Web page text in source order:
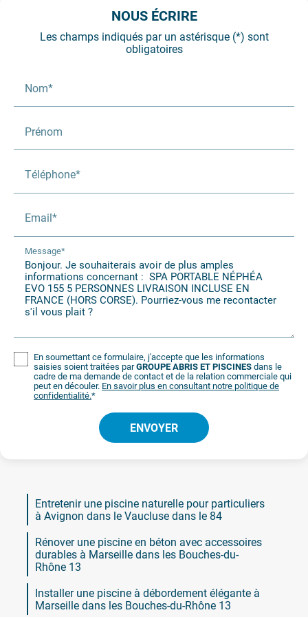
NOUS ÉCRIRE
Les champs indiqués par un astérisque (*) sont
obligatoires
Nom*
Prénom
Téléphone*
Email*
Message*
En soumettant ce formulaire, j'accepte que les informations
saisies soient traitées parGROUPE ABRIS ET PISCINESdans le
cadre de ma demande de contact et de la relation commerciale qui
peut en découler. En savoir plus en consultant notre politique de
confidentialité.*
Entretenir une piscine naturelle pour particuliers
à Avignon dans le Vaucluse dans le 84
Rénover une piscine en béton avec accessoires
durables à Marseille dans les Bouches-du-
Rhône 13
Installer une piscine à débordement élégante à
Marseille dans les Bouches-du-Rhône 13